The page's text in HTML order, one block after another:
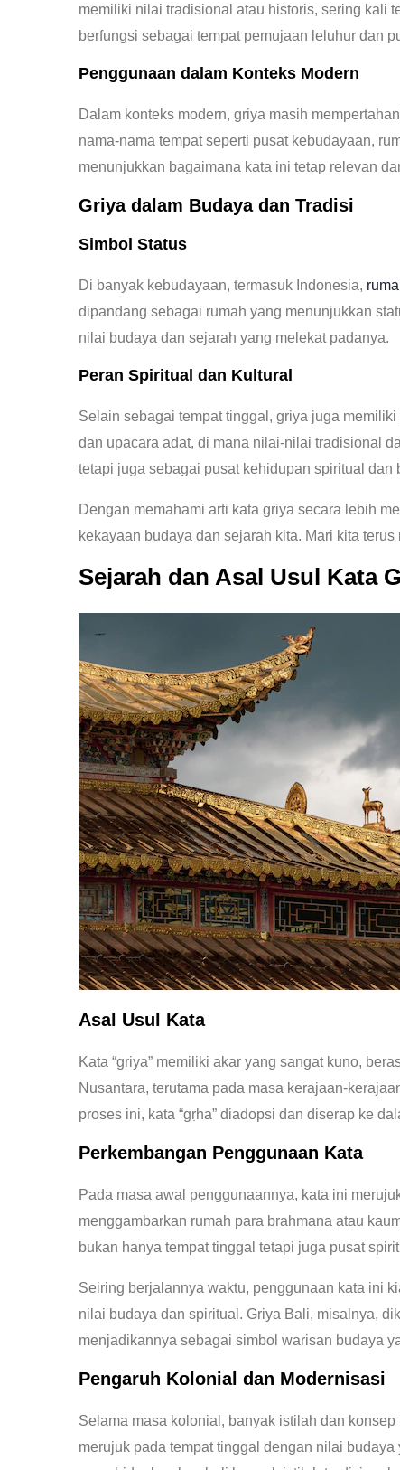
memiliki nilai tradisional atau historis, sering kali
berfungsi sebagai tempat pemujaan leluhur dan
Penggunaan dalam Konteks Modern
Dalam konteks modern, griya masih
nama-nama tempat seperti pusat kebudayaan,
menunjukkan bagaimana kata ini tetap relevan
Griya dalam Budaya dan Tradisi
Simbol Status
Di banyak kebudayaan, termasuk Indonesia,
dipandang sebagai rumah yang menunjukkan
nilai budaya dan sejarah yang melekat padanya.
Peran Spiritual dan Kultural
Selain sebagai tempat tinggal, griya juga
dan upacara adat, di mana nilai-nilai tradisional
tetapi juga sebagai pusat kehidupan spiritual dan
Dengan memahami arti kata griya secara lebih
kekayaan budaya dan sejarah kita. Mari kita
Sejarah dan Asal Usul Kata
Asal Usul Kata
Kata “griya” memiliki akar yang sangat kuno,
Nusantara, terutama pada masa kerajaan-
proses ini, kata “gṛha” diadopsi dan diserap ke
Perkembangan Penggunaan Kata
Pada masa awal penggunaannya, kata ini
menggambarkan rumah para brahmana atau
bukan hanya tempat tinggal tetapi juga pusat
Seiring berjalannya waktu, penggunaan kata ini
nilai budaya dan spiritual. Griya Bali, misalnya,
menjadikannya sebagai simbol warisan budaya
Pengaruh Kolonial dan Modernisasi
Selama masa kolonial, banyak istilah dan
merujuk pada tempat tinggal dengan nilai